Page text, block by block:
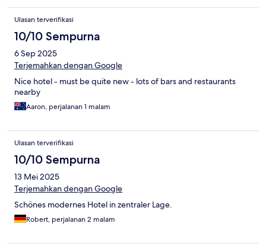
Ulasan terverifikasi
10/10 Sempurna
6 Sep 2025
Terjemahkan dengan Google
Nice hotel - must be quite new - lots of bars and restaurants
nearby
Aaron, perjalanan 1 malam
Ulasan terverifikasi
10/10 Sempurna
13 Mei 2025
Terjemahkan dengan Google
Schönes modernes Hotel in zentraler Lage.
Robert, perjalanan 2 malam